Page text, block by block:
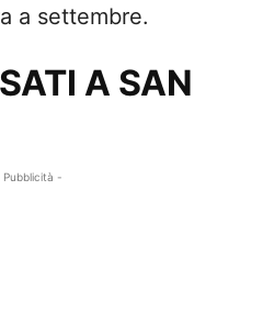
a settembre.
A SAN
Pubblicità -